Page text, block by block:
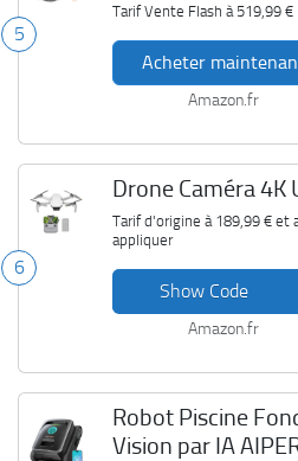
5
Tarif Vente Flash à 519,99 €
Acheter
Amazon.fr
6
Drone Caméra 4K
Tarif d'origine à 189,99 €et
appliquer
Show Code
Amazon.fr
Robot Piscine
Vision par IA